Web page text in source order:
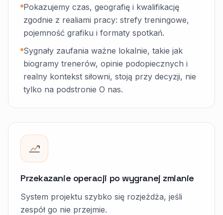
Pokazujemy czas, geografię i kwalifikację
zgodnie z realiami pracy: strefy treningowe,
pojemność grafiku i formaty spotkań.
Sygnały zaufania ważne lokalnie, takie jak
biogramy trenerów, opinie podopiecznych i
realny kontekst siłowni, stoją przy decyzji, nie
tylko na podstronie O nas.
Przekazanie operacji po wygranej zmianie
System projektu szybko się rozjeżdża, jeśli
zespół go nie przejmie.